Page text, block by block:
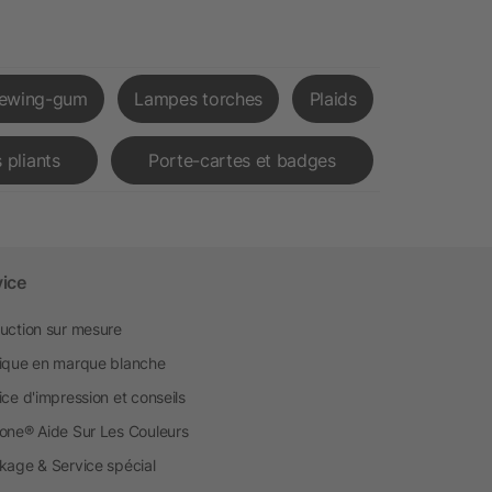
gum Lampes torches Plaids
pliants Porte-cartes et badges
sur mesure
en marque blanche
d'impression et conseils
Aide Sur Les Couleurs
& Service spécial